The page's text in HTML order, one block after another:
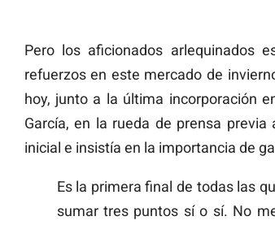
Pero los aficionados arlequinados
refuerzos en este mercado de
hoy, junto a la última incorporación
García, en la rueda de prensa
inicial e insistía en la importancia de
Es la primera final de todas las
sumar tres puntos sí o sí. No